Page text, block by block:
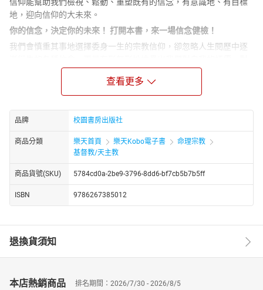
地，迎向信仰的大未來。
你的信念，決定你的未來！ 打開本書，來一場信念健檢！
我們會慎重其事地選擇委身一生的宗教信仰，卻忽略人生閱歷中逐
事件的解讀、對生活的詮釋、對生命的觀點。直到某個驀然自省的
片刻，才驚覺早已不識自己的面目，人生的支點曾幾何時已被偷偷
閱讀本書，正是一個自我省察的契機。作者謝木水博士兼具哲學與
神學素養，在廣大的生活世界中，精選了四個與你我息息相關的領
域──從個人、教會、社會，再深化到教育──由內而外進行信念健
檢。他以人文的視角觀察這看似蓬勃發展的後現代社會，在時代的
變革、思潮的演變、時局的動盪、科技的發展之下，其實包裹著現
代主義的糖衣、世界主義的假象、多元包容的表象，致使身處其中
的個人和族群，或盲目追求，或茫然不安，受世界渲染的信念也悄
然成形。
然形成頑強的信念，然而基督信仰能幫助我們檢視、鬆動、重塑既
有的信念；而經過重塑的信念，使我們能泰然立足於現代社會，不
地，迎向信仰的大未來！
查看更多
品牌 校園書房出版社
商品分類 樂天首頁 樂天Kobo電子書
命理宗教
基督教/天主教
商品貨號(SKU) 5784cd0a-2be9-3796-8dd6-bf7cb5b7b5ff
ISBN 9786267385012
退換貨須知
本店熱銷商品 排名期間：2026/7/30 - 2026/8/5